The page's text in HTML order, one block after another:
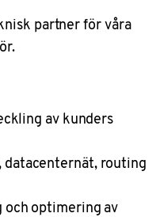
partner för våra
av kunders
datacenternät, routing
optimering av